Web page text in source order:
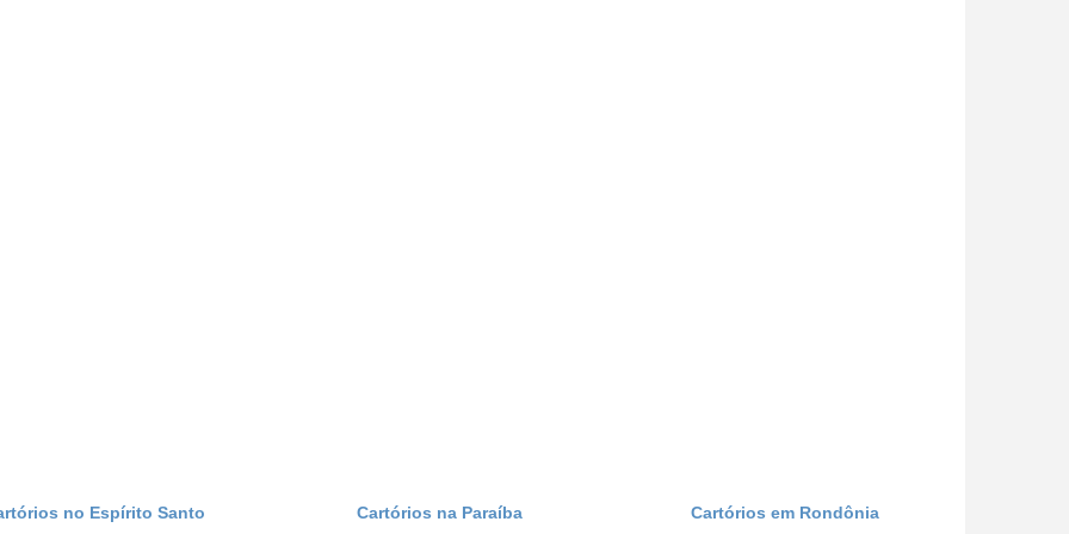
no Espírito Santo Cartórios na Paraíba Cartórios em Rondônia